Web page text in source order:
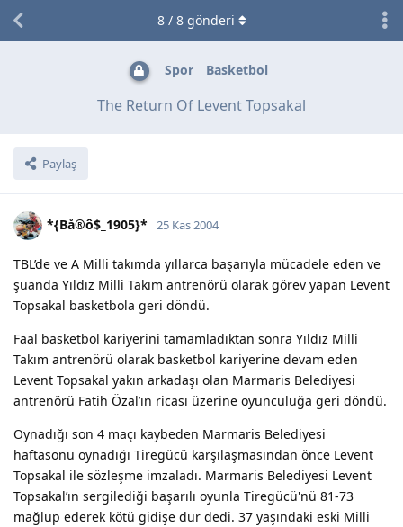
Spor Basketbol
The Return Of Levent Topsakal
Paylaş
8/ 8gönderi
*{Bå®ô$_1905}* 25 Kas 2004
TBL’de ve A Milli takımda yıllarca başarıyla mücadele eden ve
şuanda Yıldız Milli Takım antrenörü olarak görev yapan Levent
Topsakal basketbola geri döndü.
Faal basketbol kariyerini tamamladıktan sonra Yıldız Milli
Takım antrenörü olarak basketbol kariyerine devam eden
Levent Topsakal yakın arkadaşı olan Marmaris Belediyesi
antrenörü Fatih Özal’ın ricası üzerine oyunculuğa geri döndü.
Oynadığı son 4 maçı kaybeden Marmaris Belediyesi
haftasonu oynadığı Tiregücü karşılaşmasından önce Levent
Topsakal ile sözleşme imzaladı. Marmaris Belediyesi Levent
Topsakal’ın sergilediği başarılı oyunla Tiregücü'nü 81-73
mağlup ederek kötü gidişe dur dedi. 37 yaşındaki eski Milli